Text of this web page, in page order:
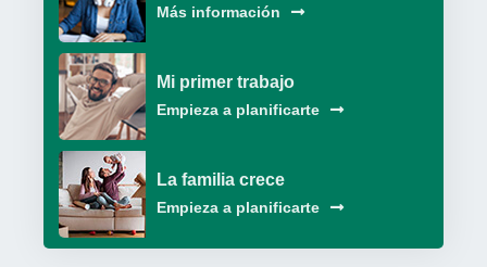
Más información
Mi primer trabajo
Empieza a planificarte
La familia crece
Empieza a planificarte